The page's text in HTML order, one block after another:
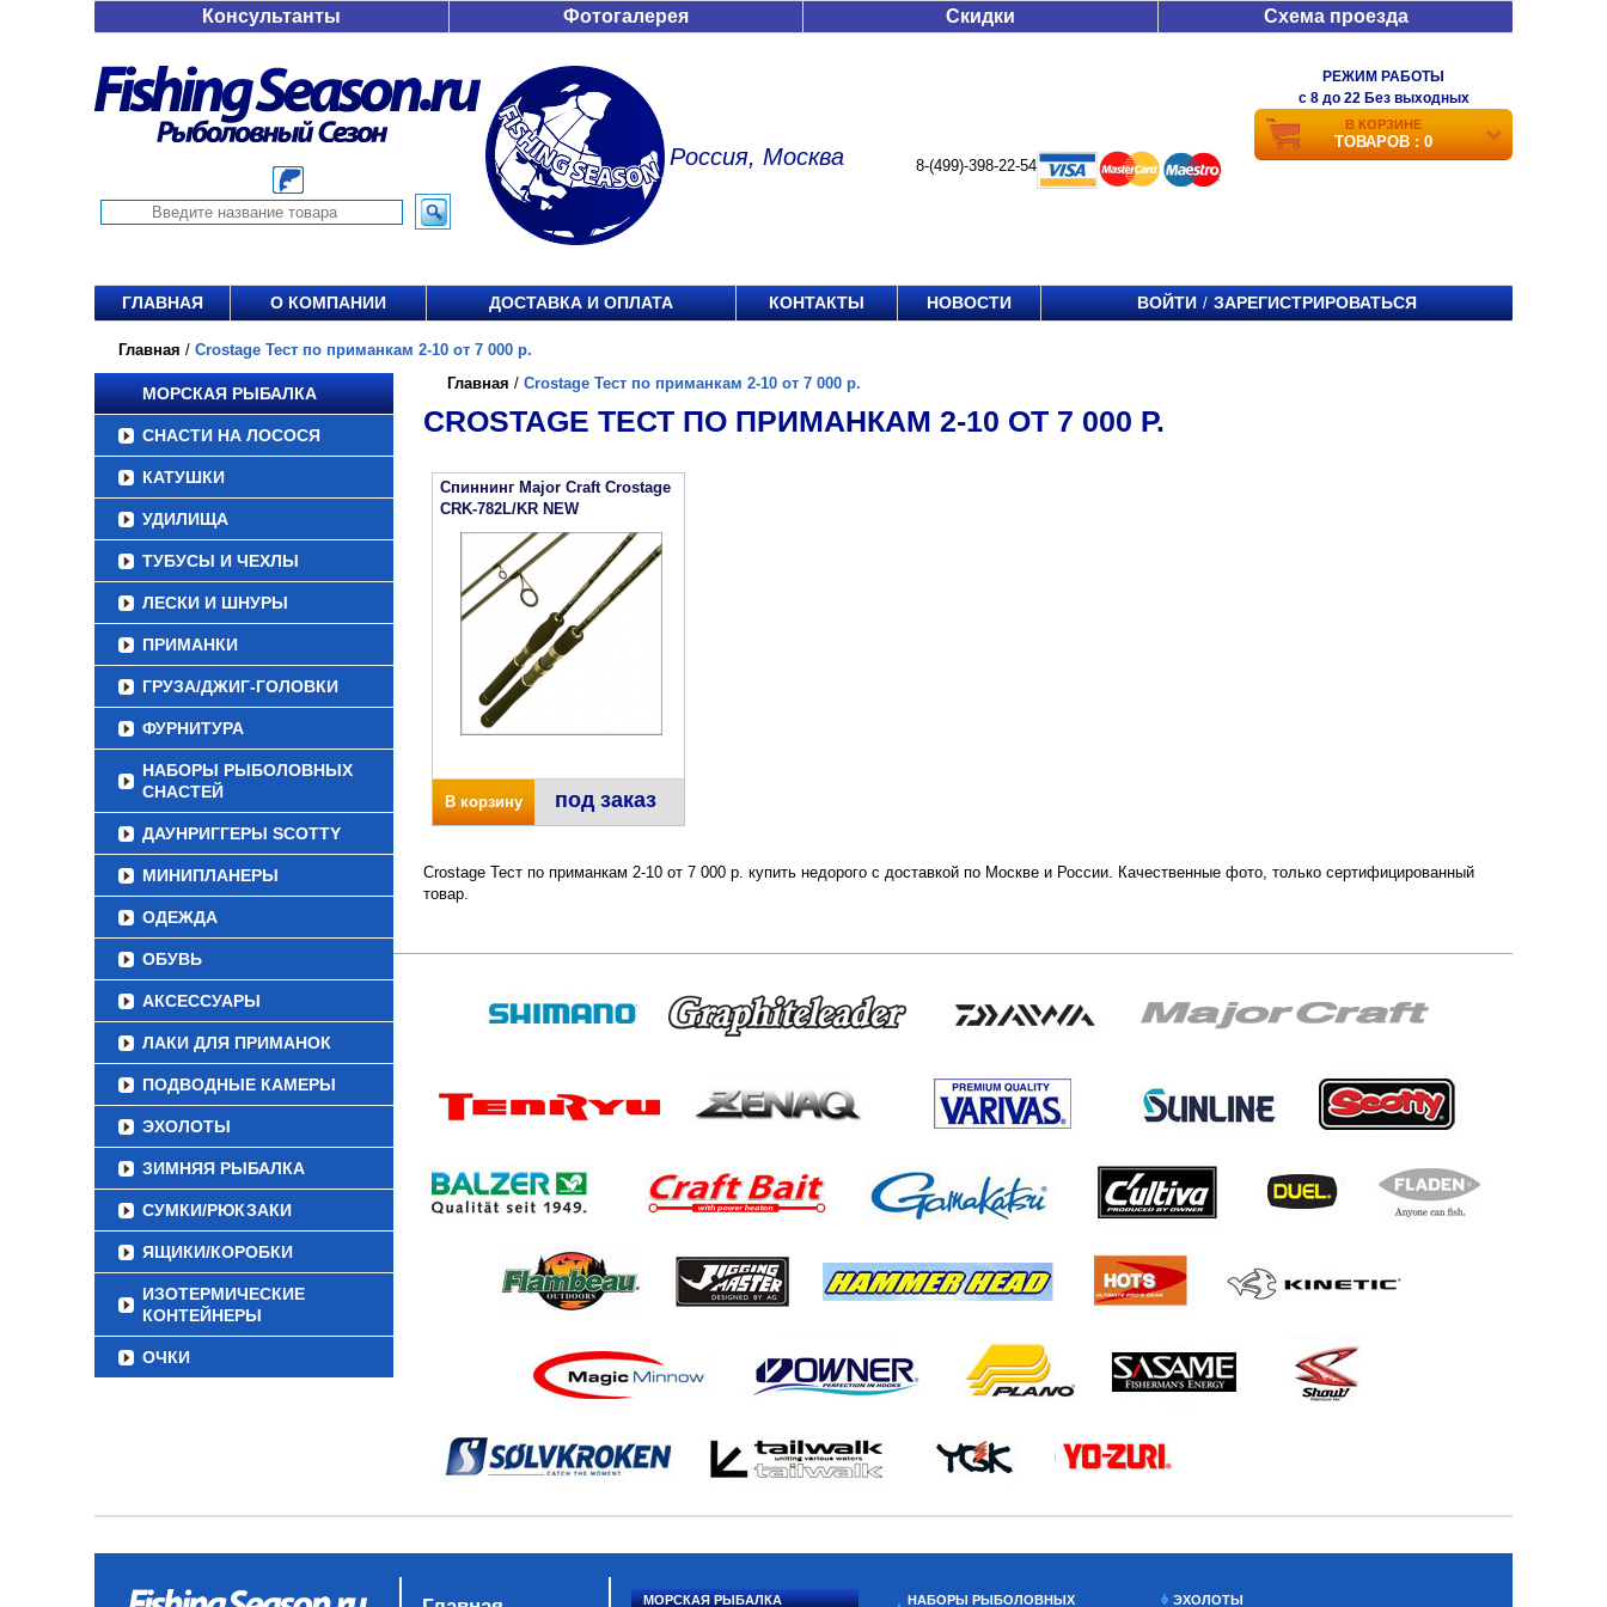
Консультанты Фотогалерея Скидки Схема проезда
Россия, Москва 8-(499)-398-22-54
РЕЖИМ РАБОТЫ
c 8 до 22 Без выходных
В КОРЗИНЕ
ТОВАРОВ : 0
ГЛАВНАЯ О КОМПАНИИ ДОСТАВКА И ОПЛАТА КОНТАКТЫ НОВОСТИ ВОЙТИ / ЗАРЕГИСТРИРОВАТЬСЯ
Главная / Crostage Тест по приманкам 2-10 от 7 000 р.
МОРСКАЯ РЫБАЛКА
СНАСТИ НА ЛОСОСЯ
КАТУШКИ
УДИЛИЩА
ТУБУСЫ И ЧЕХЛЫ
ЛЕСКИ И ШНУРЫ
ПРИМАНКИ
ГРУЗА/ДЖИГ-ГОЛОВКИ
ФУРНИТУРА
НАБОРЫ РЫБОЛОВНЫХ
СНАСТЕЙ
ДАУНРИГГЕРЫ SCOTTY
МИНИПЛАНЕРЫ
ОДЕЖДА
ОБУВЬ
АКСЕССУАРЫ
ЛАКИ ДЛЯ ПРИМАНОК
ПОДВОДНЫЕ КАМЕРЫ
ЭХОЛОТЫ
ЗИМНЯЯ РЫБАЛКА
СУМКИ/РЮКЗАКИ
ЯЩИКИ/КОРОБКИ
ИЗОТЕРМИЧЕСКИЕ
КОНТЕЙНЕРЫ
ОЧКИ
Главная / Crostage Тест по приманкам 2-10 от 7 000 р.
CROSTAGE ТЕСТ ПО ПРИМАНКАМ 2-10 ОТ 7 000 Р.
Спиннинг Major Craft Crostage
CRK-782L/KR NEW
В корзину под заказ
Crostage Тест по приманкам 2-10 от 7 000 р. купить недорого с доставкой по Москве и России. Качественные фото, только сертифицированный
товар.
МОРСКАЯ РЫБАЛКА НАБОРЫ РЫБОЛОВНЫХ ЭХОЛОТЫ